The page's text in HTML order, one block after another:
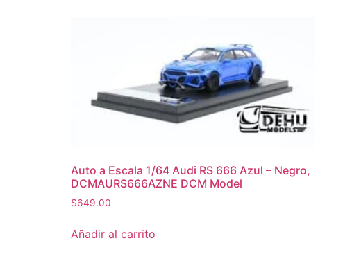
Auto a Escala 1/64 Audi RS 666 Azul – Negro,
DCMAURS666AZNE DCM Model
$649.00
Añadir al carrito